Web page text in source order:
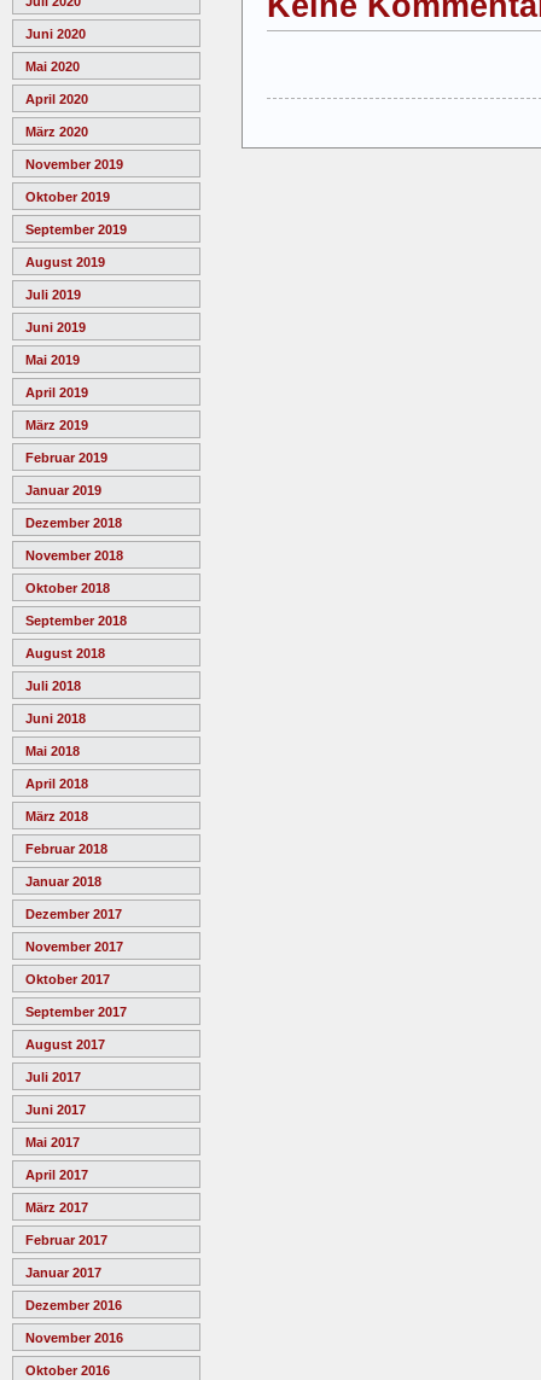
Juni 2020
Mai 2020
April 2020
März 2020
November 2019
Oktober 2019
September 2019
August 2019
Juli 2019
Juni 2019
Mai 2019
April 2019
März 2019
Februar 2019
Januar 2019
Dezember 2018
November 2018
Oktober 2018
September 2018
August 2018
Juli 2018
Juni 2018
Mai 2018
April 2018
März 2018
Februar 2018
Januar 2018
Dezember 2017
November 2017
Oktober 2017
September 2017
August 2017
Juli 2017
Juni 2017
Mai 2017
April 2017
März 2017
Februar 2017
Januar 2017
Dezember 2016
November 2016
Oktober 2016